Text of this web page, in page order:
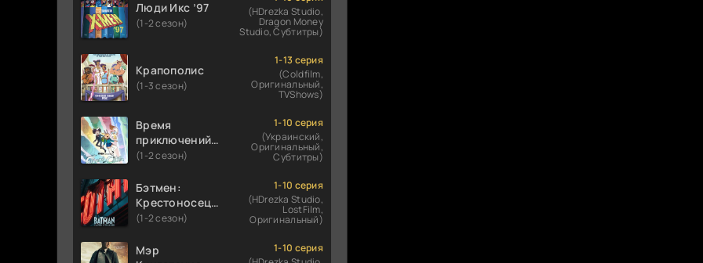
Люди Икс ’97
(1-2 сезон)
(HDrezka Studio,
Dragon Money
Studio, Субтитры)
Крапополис
(1-3 сезон)
1-13 серия
(Coldfilm,
Оригинальный,
TVShows)
Время
приключений:
Фионна и Кейк
(1-2 сезон)
1-10 серия
(Украинский,
Оригинальный,
Субтитры)
Бэтмен:
Крестоносец в
плаще
(1-2 сезон)
1-10 серия
(HDrezka Studio,
LostFilm,
Оригинальный)
Мэр
1-10 серия